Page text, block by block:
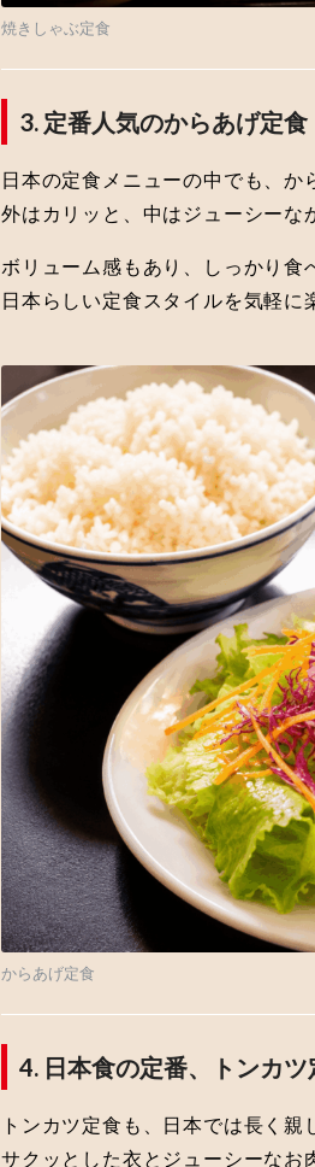
焼きしゃぶ定食
3. 定番人気のからあげ定食
日本の定食メニューの中でも、か
外はカリッと、中はジューシーな
ボリューム感もあり、しっかり食
日本らしい定食スタイルを気軽に
からあげ定食
4. 日本食の定番、トンカツ
トンカツ定食も、日本では長く親
サクッとした衣とジューシーなお